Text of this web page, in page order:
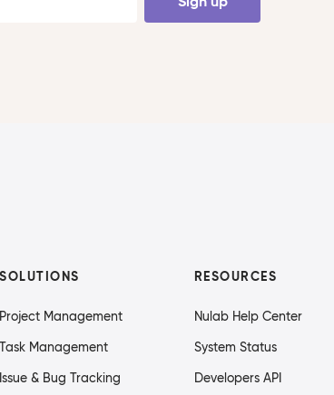
SOLUTIONS
Project Management
Task Management
Issue & Bug Tracking
RESOURCES
Nulab Help Center
System Status
Developers API